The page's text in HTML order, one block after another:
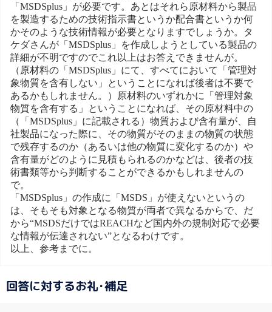
「MSDSplus」が必要です。あとはそれら原材料から製品
を製造するための技術指示書というか配合書というか何
かそのような技術情報が必要となりますでしょうか。タ
ケダさんが「MSDSplus」を作成しようとしている製品の
詳細が不明ですのでこれ以上はお答えできませんが。
（原材料の「MSDSplus」にて、すべてにおいて「管理対
象物質を含有しない」ということになれば後者は不要で
あるかもしれません。）原材料のいずれかに「管理対象
物質を含有する」ということになれば、その原材料中の
（「MSDSplus」に記載される）物質および含有量が、自
社製品になった際に、その物質がそのままの物質の状態
で残存するのか（あるいは他の物質に変化するのか）や
含有量がどのように見積もられるのかなどは、後者の技
術書類等から判断することができるかもしれませんの
で。
「MSDSplus」の作成に「MSDS」が使えないというの
は、そもそも対象となる物質が両者で異なるからで、だ
から“MSDSだけではREACHなど国内外の規制対応で必要
な情報が伝達されない”となるわけです。
以上、参考までに。
回答に対するお礼･補足